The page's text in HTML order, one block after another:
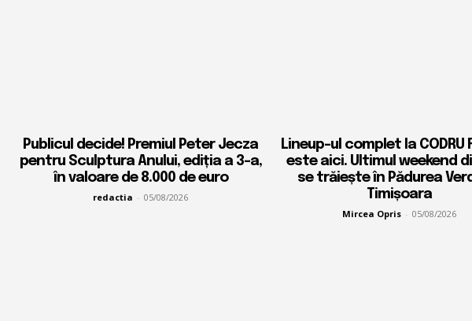
Publicul decide! Premiul Peter Jecza
pentru Sculptura Anului, ediția a 3-a,
în valoare de 8.000 de euro
redactia - 05/08/2026
Lineup-ul complet la CODRU
este aici. Ultimul weekend
se trăiește în Pădurea
Timișoara
Mircea Opris - 05/08/2026